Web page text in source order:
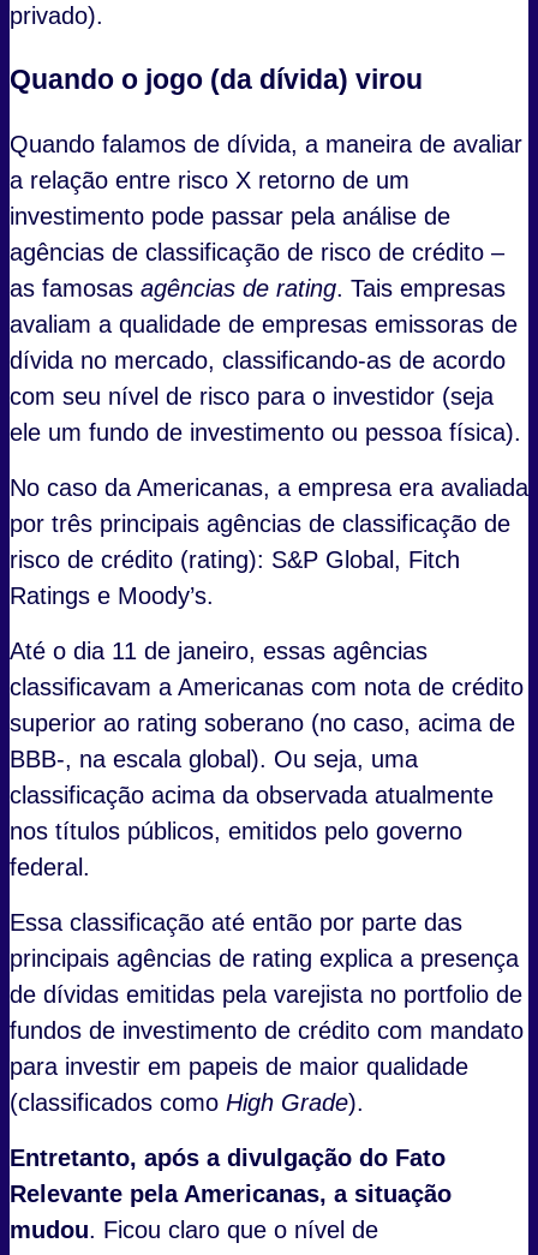
privado).
Quando o jogo (da dívida) virou
Quando falamos de dívida, a maneira de avaliar
a relação entre risco X retorno de um
investimento pode passar pela análise de
agências de classificação de risco de crédito –
as famosas agências de rating. Tais empresas
avaliam a qualidade de empresas emissoras de
dívida no mercado, classificando-as de acordo
com seu nível de risco para o investidor (seja
ele um fundo de investimento ou pessoa física).
No caso da Americanas, a empresa era avaliada
por três principais agências de classificação de
risco de crédito (rating): S&P Global, Fitch
Ratings e Moody’s.
Até o dia 11 de janeiro, essas agências
classificavam a Americanas com nota de crédito
superior ao rating soberano (no caso, acima de
BBB-, na escala global). Ou seja, uma
classificação acima da observada atualmente
nos títulos públicos, emitidos pelo governo
federal.
Essa classificação até então por parte das
principais agências de rating explica a presença
de dívidas emitidas pela varejista no portfolio de
fundos de investimento de crédito com mandato
para investir em papeis de maior qualidade
(classificados como High Grade).
Entretanto, após a divulgação do Fato
Relevante pela Americanas, a situação
mudou. Ficou claro que o nível de